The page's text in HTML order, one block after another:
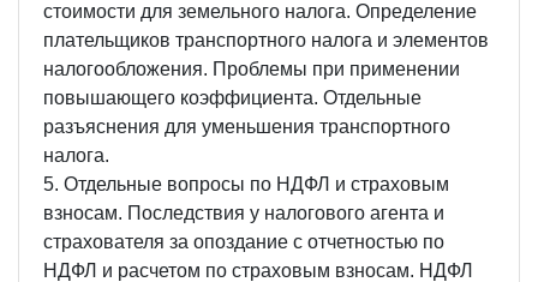
стоимости для земельного налога. Определение
плательщиков транспортного налога и элементов
налогообложения. Проблемы при применении
повышающего коэффициента. Отдельные
разъяснения для уменьшения транспортного
налога.
5. Отдельные вопросы по НДФЛ и страховым
взносам. Последствия у налогового агента и
страхователя за опоздание с отчетностью по
НДФЛ и расчетом по страховым взносам. НДФЛ